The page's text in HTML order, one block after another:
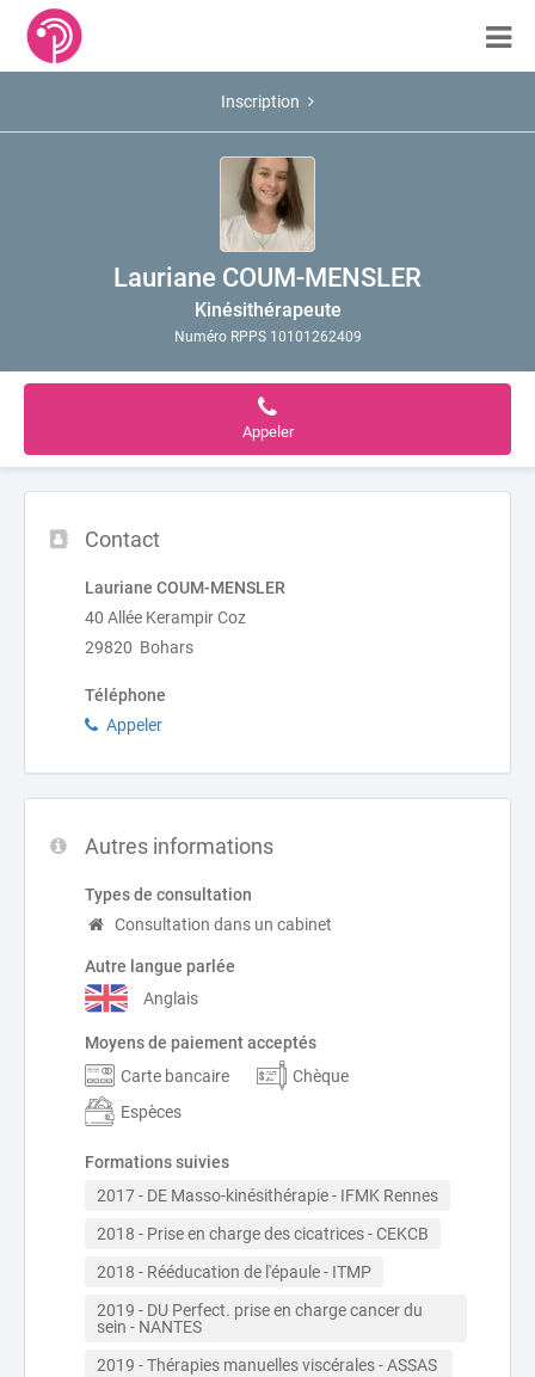
Inscription
Lauriane COUM-MENSLER
Kinésithérapeute
Numéro RPPS 10101262409
Appeler
Contact
Lauriane COUM-MENSLER
40 Allée Kerampir Coz
29820 Bohars
Téléphone
Appeler
Autres informations
Types de consultation
Consultation dans un cabinet
Autre langue parlée
Anglais
Moyens de paiement acceptés
Carte bancaire
Chèque
Espèces
Formations suivies
2017 - DE Masso-kinésithérapie - IFMK Rennes
2018 - Prise en charge des cicatrices - CEKCB
2018 - Rééducation de l'épaule - ITMP
2019 - DU Perfect. prise en charge cancer du
sein - NANTES
2019 - Thérapies manuelles viscérales - ASSAS